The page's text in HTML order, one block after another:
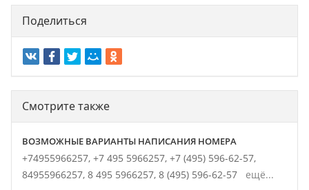
Поделиться
Смотрите также
ВОЗМОЖНЫЕ ВАРИАНТЫ НАПИСАНИЯ НОМЕРА
+74955966257, +7 495 5966257, +7 (495) 596-62-57,
84955966257, 8 495 5966257, 8 (495) 596-62-57 ещё...